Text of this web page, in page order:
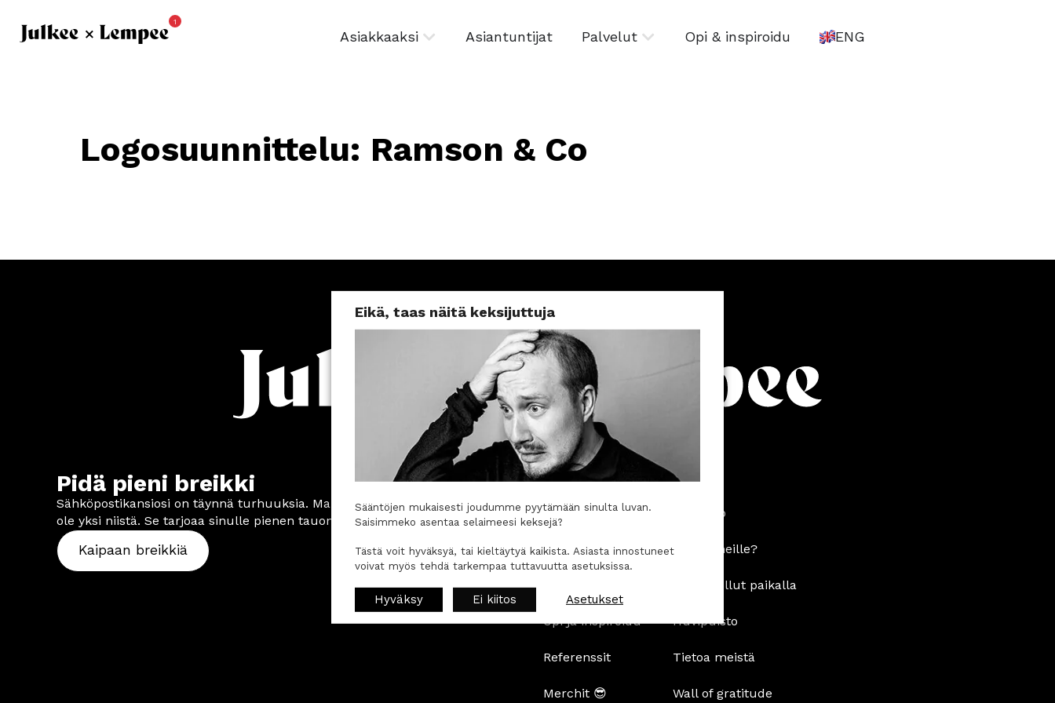
1
Asiakkaaksi Asiantuntijat Palvelut Opi & inspiroidu ENG
Logosuunnittelu: Ramson & Co
Pidä pieni breikki
Sähköpostikansiosi on täynnä turhuuksia. Markkinoinnista ja sen vierestä ei
ole yksi niistä. Se tarjoaa sinulle pienen tauon.
Kaipaan breikkiä
Pikalinkit
Asiakkaaksi
Asiantuntijat
Opi ja inspiroidu
Referenssit
Merchit 😎
Hinnasto
Töihin meille?
Oisitpa ollut paikalla
Huvipuisto
Tietoa meistä
Wall of gratitude
Eikä, taas näitä keksijuttuja
Sääntöjen mukaisesti joudumme pyytämään sinulta luvan.
Saisimmeko asentaa selaimeesi keksejä?
Tästä voit hyväksyä, tai kieltäytyä kaikista. Asiasta innostuneet
voivat myös tehdä tarkempaa tuttavuutta asetuksissa.
Hyväksy Ei kiitos Asetukset